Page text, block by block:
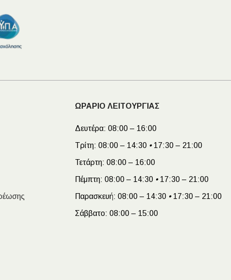
ΩΡΑΡΙΟ ΛΕΙΤΟΥΡΓΙΑΣ
Δευτέρα: 08:00 – 16:00
Τρίτη: 08:00 – 14:30 •17:30 – 21:00
Τετάρτη: 08:00 – 16:00
Πέμπτη: 08:00 – 14:30 •17:30 – 21:00
Παρασκευή: 08:00 – 14:30 •17:30 – 21:00
Σάββατο: 08:00 – 15:00